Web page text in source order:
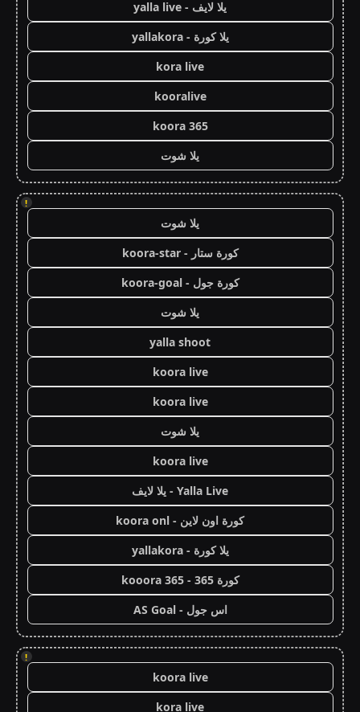
يلا لايف - yalla live
يلا كورة - yallakora
kora live
kooralive
koora 365
يلا شوت
!
يلا شوت
كورة ستار - koora-star
كورة جول - koora-goal
يلا شوت
yalla shoot
koora live
koora live
يلا شوت
koora live
Yalla Live - يلا لايف
كورة اون لاين - koora onl
يلا كورة - yallakora
كورة 365 - kooora 365
اس جول - AS Goal
!
koora live
kora live